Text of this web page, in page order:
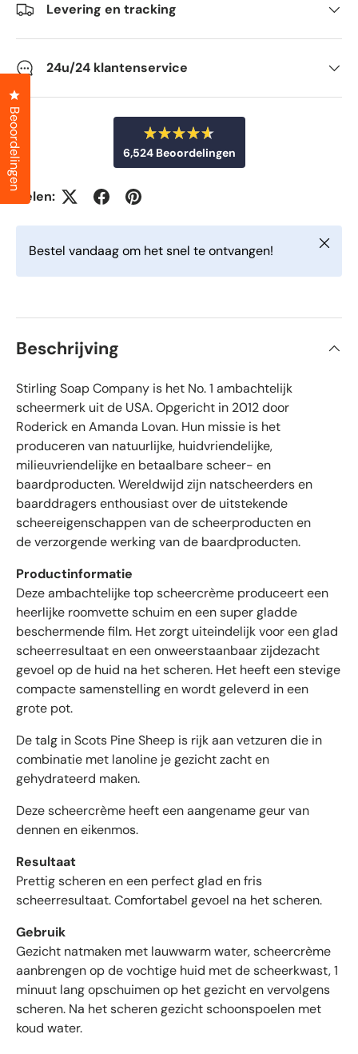
Levering en tracking
24u/24 klantenservice
e
o
e
d
m
t
s
t
e
e
n
6,524 Beoordelingen
2
4
e
e
i
e
e
r
e
b
e
o
o
e
l
i
n
g
e
e
t
m
e
l
.
6
s
t
Delen:
Bestel vandaag om het snel te ontvangen! Sluiten
Beschrijving
Stirling Soap Company is het No. 1 ambachtelijk
scheermerk uit de USA. Opgericht in 2012 door
Roderick en Amanda Lovan. Hun missie is het
produceren van natuurlijke, huidvriendelijke,
milieuvriendelijke en betaalbare scheer- en
baardproducten. Wereldwijd zijn natscheerders en
baarddragers enthousiast over de uitstekende
scheereigenschappen van de scheerproducten en
de verzorgende werking van de baardproducten.
Productinformatie
Deze ambachtelijke top scheercrème produceert een
heerlijke roomvette schuim en een super gladde
beschermende film. Het zorgt uiteindelijk voor een glad
scheerresultaat en een onweerstaanbaar zijdezacht
gevoel op de huid na het scheren. Het heeft een stevige
compacte samenstelling en wordt geleverd in een
grote pot.
De talg in Scots Pine Sheep is rijk aan vetzuren die in
combinatie met lanoline je gezicht zacht en
gehydrateerd maken.
Deze scheercrème heeft een aangename geur van
dennen en eikenmos.
Resultaat
Prettig scheren en een perfect glad en fris
scheerresultaat. Comfortabel gevoel na het scheren.
Gebruik
Gezicht natmaken met lauwwarm water, scheercrème
aanbrengen op de vochtige huid met de scheerkwast, 1
minuut lang opschuimen op het gezicht en vervolgens
scheren. Na het scheren gezicht schoonspoelen met
koud water.
Beoordelingen
Klik om het dialoogvenster met beoordelingen te openen